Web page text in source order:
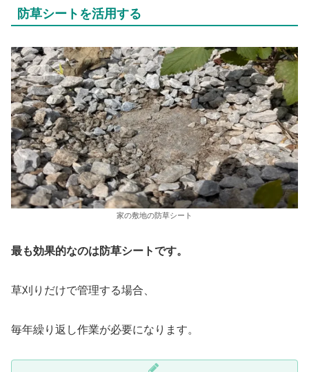
防草シートを活用する
家の敷地の防草シート
最も効果的なのは防草シートです。
草刈りだけで管理する場合、
毎年繰り返し作業が必要になります。